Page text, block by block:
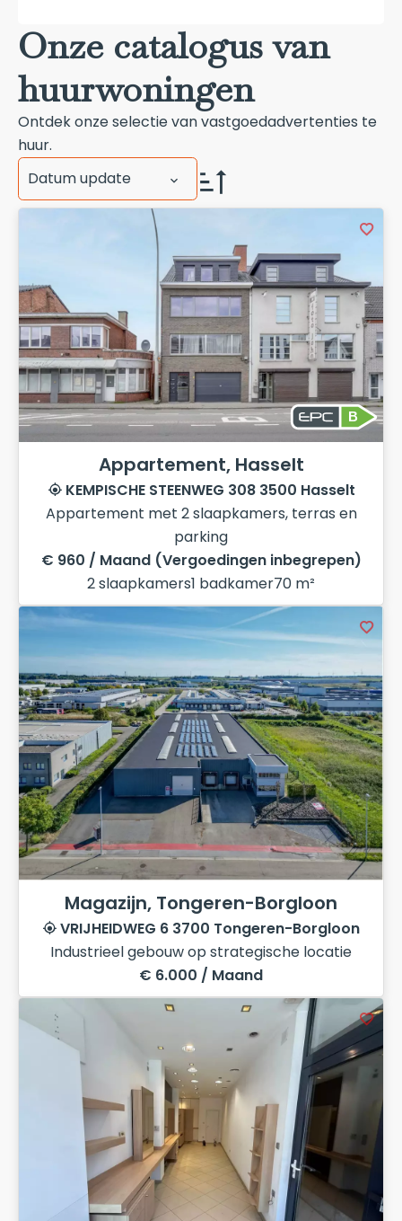
Onze catalogus van
huurwoningen
Ontdek onze selectie van vastgoedadvertenties te
huur.
Datum update
B
Appartement, Hasselt
KEMPISCHE STEENWEG 308 3500 Hasselt
Appartement met 2 slaapkamers, terras en
parking
€ 960 / Maand (Vergoedingen inbegrepen)
2 slaapkamers1 badkamer70 m²
Magazijn, Tongeren-Borgloon
VRIJHEIDWEG 6 3700 Tongeren-Borgloon
Industrieel gebouw op strategische locatie
€ 6.000 / Maand